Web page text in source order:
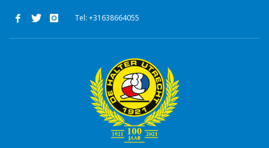
Tel: +31638664055